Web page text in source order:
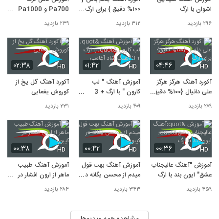
۳۱۲ بازدید
اشوان با ارگ
۲۹۶ بازدید
۱۰۰% دقیق } برای ارگ و
کیبورد
۳۱۲ بازدید
Pa700 و Pa1000
برای اولین بار در ایران
۲۳۹ بازدید
۰۴:۴۶ HD
آکورد آهنگ هرگز هرگز
علی دانیال {۱۰۰% دقیق}
برای ارگ
۲۸۹ بازدید
۰۱:۴۲ HD
آموزش آهنگ " لب
کارون " با ارگ + 3
آهنگ شاد آغاسی
۴۰۹ بازدید
۰۲:۳۸ HD
آکورد آهنگ گل یخ از
کوروش یغمایی
۲۳۱ بازدید
۰۰:۳۶ HD
آموزش "آهنگ عالیجناب
عشق" ایون بند با ارگ
۴۵۹ بازدید
۰۰:۴۲ HD
آموزش آهنگ بهت قول
میدم از محسن یگانه در
کیبورد
۳۴۳ بازدید
۰۰:۳۸ HD
آموزش آهنگ طبیب
ماهر از ارون افشار در
کیبورد
۲۸۴ بازدید